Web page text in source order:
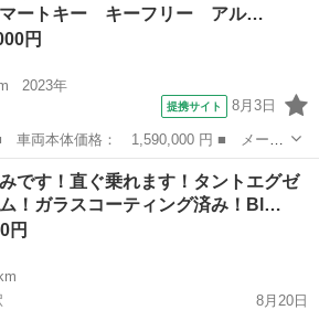
ートキー キーフリー アル…
円
2023年
提携サイト 8月3日
： タント ■ グレード名： カスタム
ートキー キーフリー アルミホイー
です！直ぐ乗れます！タントエグゼ
！ガラスコーティング済み！Bl…
円
8月20日